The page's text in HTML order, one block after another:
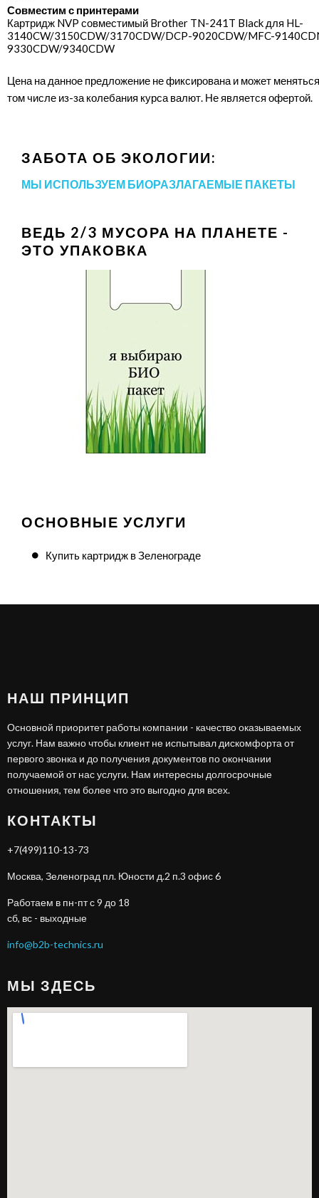
Совместим с принтерами
Картридж NVP совместимый Brother TN-241T Black для HL-
3140CW/​3150CDW/​3170CDW/​DCP-9020CDW/​MFC-
9330CDW/​9340CDW
Цена на данное предложение не фиксирована и может
том числе из-за колебания курса валют. Не является офертой.
ЗАБОТА ОБ ЭКОЛОГИИ:
МЫ ИСПОЛЬЗУЕМ БИОРАЗЛАГАЕМЫЕ ПАКЕТЫ
ВЕДЬ 2/3 МУСОРА НА ПЛАНЕТЕ -
ЭТО УПАКОВКА
ОСНОВНЫЕ УСЛУГИ
Купить картридж в Зеленограде
НАШ ПРИНЦИП
Основной приоритет работы компании - качество оказываемых
услуг. Нам важно чтобы клиент не испытывал дискомфорта от
первого звонка и до получения документов по окончании
получаемой от нас услуги. Нам интересны долгосрочные
отношения, тем более что это выгодно для всех.
КОНТАКТЫ
+7(499)110-13-73
Москва, Зеленоград пл. Юности д.2 п.3 офис 6
Работаем в пн-пт с 9 до 18
сб, вс - выходные
info@b2b-technics.ru
МЫ ЗДЕСЬ